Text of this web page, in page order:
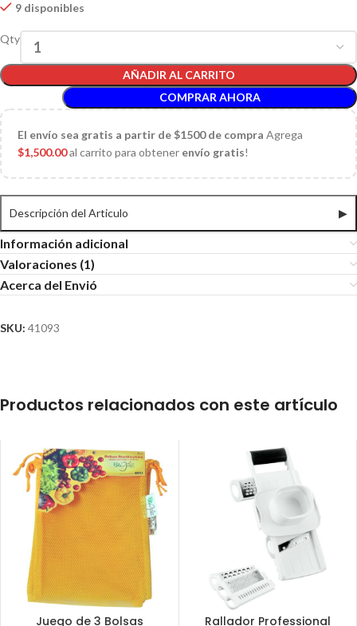
9 disponibles
Qty
AÑADIR AL CARRITO
COMPRAR AHORA
El envío sea gratis a partir de $1500 de compra Agrega
$1,500.00al carrito para obtener envío gratis!
Descripción del Articulo ▶
Información adicional
Valoraciones (1)
Acerca del Envió
SKU: 41093
Productos relacionados con este artículo
Juego de 3 Bolsas
Rallador Professional